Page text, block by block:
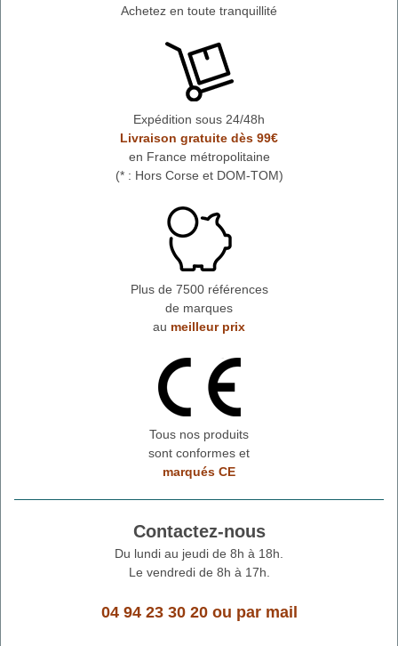
Achetez en toute tranquillité
Expédition sous 24/48h
Livraison gratuite dès 99€
en France métropolitaine
(* : Hors Corse et DOM-TOM)
Plus de 7500 références
de marques
au meilleur prix
Tous nos produits
sont conformes et
marqués CE
Contactez-nous
Du lundi au jeudi de 8h à 18h.
Le vendredi de 8h à 17h.
04 94 23 30 20ou par mail